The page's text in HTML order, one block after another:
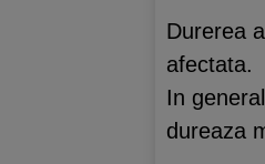
Durerea
afectata.
In
dureaza